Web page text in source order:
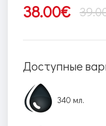
38.00€
Доступные
340 мл.